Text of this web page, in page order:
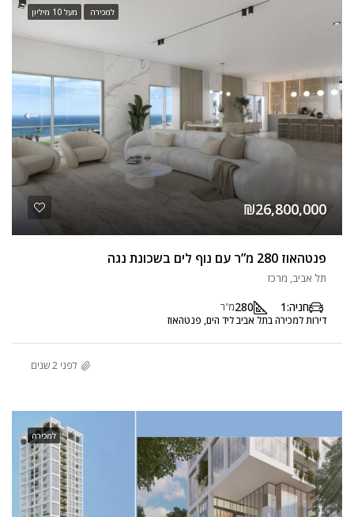
למכירה מעל 10 מיליון
₪26,800,000
פנטהאוז 280 מ”ר עם נוף לים בשכונת נגה
תל אביב, מרכז
חניה:1
280מ"ר
דירות למכירה בתל אביב ליד הים, פנטהאוז
לפני 2 שנים
למכירה